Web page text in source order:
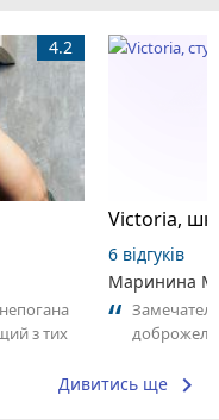
4.2
з тих
6 відгуків
Маринина
Дивитись ще keyboard_arrow_right